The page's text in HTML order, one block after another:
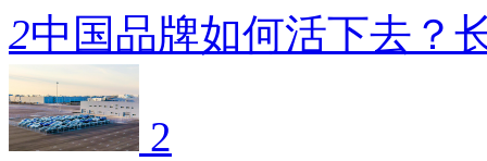
2中国品牌如何活下去？
2